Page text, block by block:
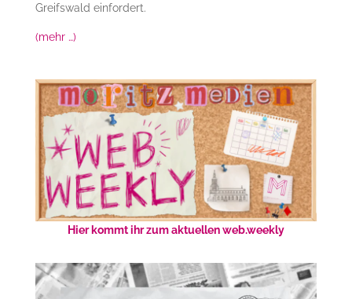
Greifswald einfordert.
(mehr …)
Hier kommt ihr zum aktuellen web.weekly